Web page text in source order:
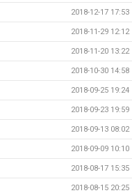
2018-12-17 17:53
2018-11-29 12:12
2018-11-20 13:22
2018-10-30 14:58
2018-09-25 19:24
2018-09-23 19:59
2018-09-13 08:02
2018-09-09 10:10
2018-08-17 15:35
2018-08-15 20:25